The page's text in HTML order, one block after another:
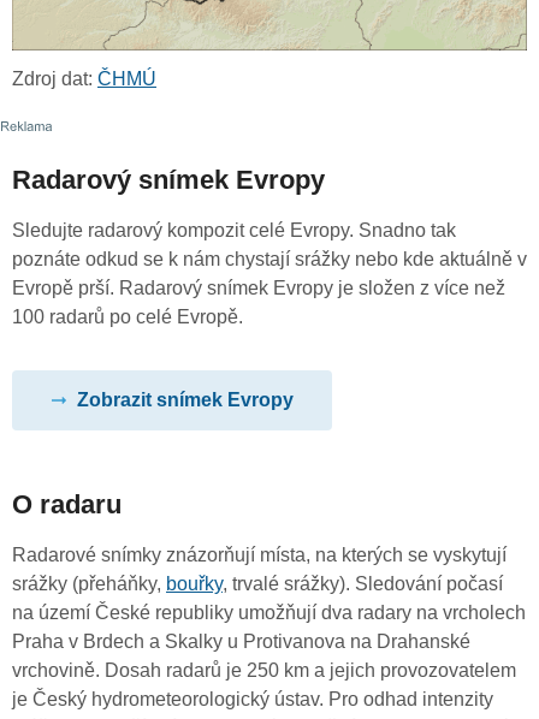
Zdroj dat: ČHMÚ
Radarový snímek Evropy
Sledujte radarový kompozit celé Evropy. Snadno tak
poznáte odkud se k nám chystají srážky nebo kde aktuálně v
Evropě prší. Radarový snímek Evropy je složen z více než
100 radarů po celé Evropě.
Zobrazit snímek Evropy
O radaru
Radarové snímky znázorňují místa, na kterých se vyskytují
srážky (přeháňky, bouřky, trvalé srážky). Sledování počasí
na území České republiky umožňují dva radary na vrcholech
Praha v Brdech a Skalky u Protivanova na Drahanské
vrchovině. Dosah radarů je 250 km a jejich provozovatelem
je Český hydrometeorologický ústav. Pro odhad intenzity